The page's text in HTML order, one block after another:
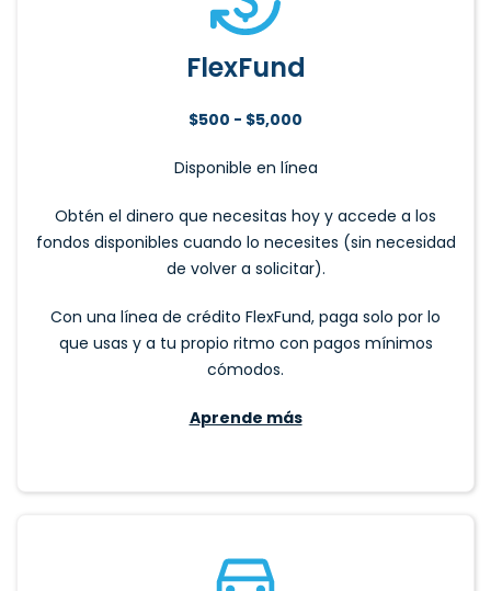
FlexFund
$500 - $5,000
Disponible en línea
Obtén el dinero que necesitas hoy y accede a los
fondos disponibles cuando lo necesites (sin necesidad
de volver a solicitar).
Con una línea de crédito FlexFund, paga solo por lo
que usas y a tu propio ritmo con pagos mínimos
cómodos.
Aprende más